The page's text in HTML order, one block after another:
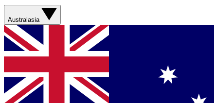
Australasia